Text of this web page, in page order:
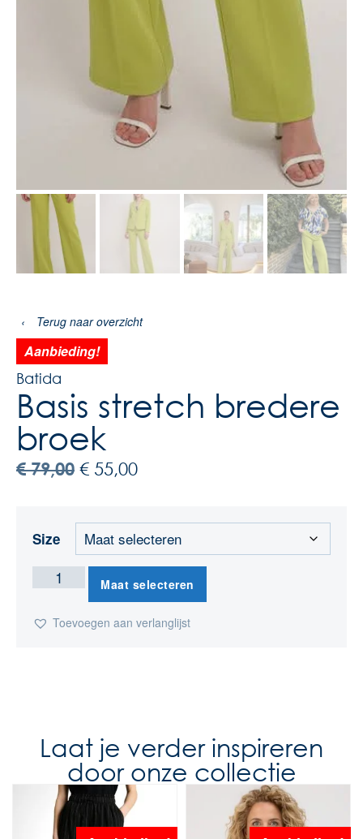
‹ Terug naar overzicht
Aanbieding!
Batida
Basis stretch bredere
broek
€79,00 € 55,00
Size
Maat selecteren
Toevoegen aan verlanglijst
Laat je verder inspireren
door onze collectie